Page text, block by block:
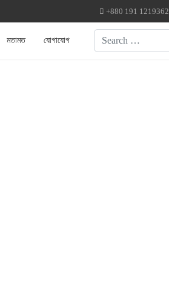
+880 191 1219362
মতামত যোগাযোগ Search